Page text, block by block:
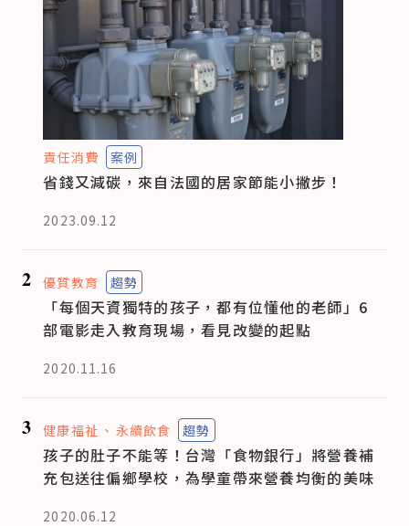
責任消費 案例
省錢又減碳，來自法國的居家節能小撇步！
2023.09.12
2 優質教育 趨勢
「每個天資獨特的孩子，都有位懂他的老師」6
部電影走入教育現場，看見改變的起點
2020.11.16
3 健康福祉 永續飲食 趨勢
孩子的肚子不能等！台灣「食物銀行」將營養補
充包送往偏鄉學校，為學童帶來營養均衡的美味
2020.06.12